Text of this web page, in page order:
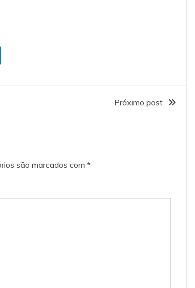
Próximo post
são marcados com *